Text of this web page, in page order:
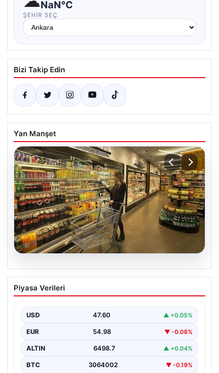
NaN°C
ŞEHIR SEÇ
Bizi Takip Edin
Yan Manşet
05.08.2026
Enflasyon verileri ne zaman
açıklanacak? 2026 TÜİK mart ayı
Piyasa Verileri
USD 47.60 ▲ +0.05%
EUR 54.98 ▼ -0.08%
ALTIN 6498.7 ▲ +0.04%
BTC 3064002 ▼ -0.19%